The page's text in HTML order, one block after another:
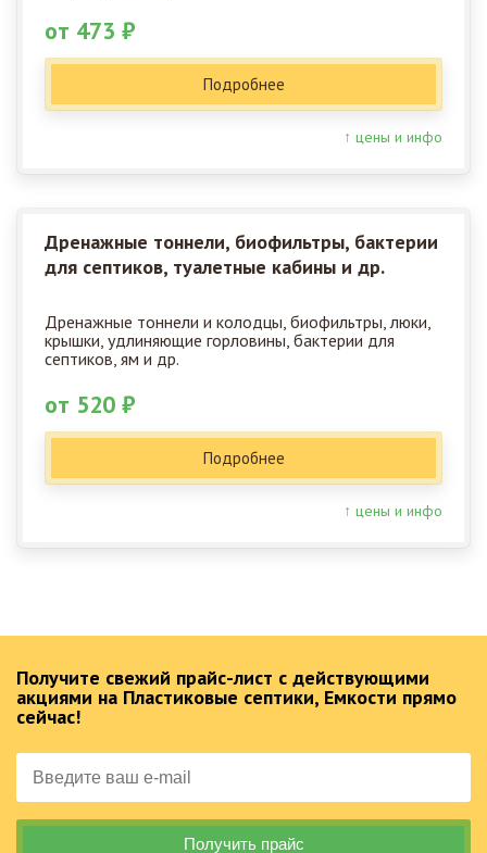
от 473 ₽
Подробнее
↑ цены и инфо
Дренажные тоннели, биофильтры, бактерии
для септиков, туалетные кабины и др.
Дренажные тоннели и колодцы, биофильтры, люки,
крышки, удлиняющие горловины, бактерии для
септиков, ям и др.
от 520 ₽
Подробнее
↑ цены и инфо
Получите свежий прайс-лист с действующими
акциями на Пластиковые септики, Емкости прямо
сейчас!